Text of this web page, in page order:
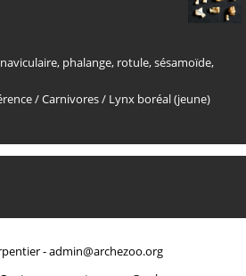
naviculaire, phalange, rotule,sésamoïde,
/Carnivores/ Lynx boréal (jeune)
-admin@archezoo.org